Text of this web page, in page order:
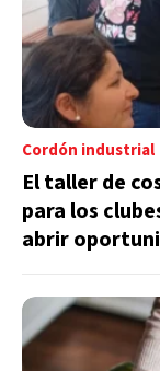
Cordón industrial
El taller de
para los
abrir